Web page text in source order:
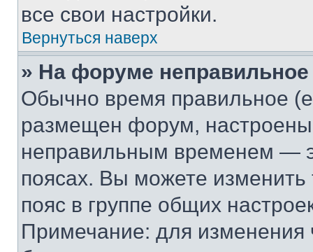
все свои настройки.
Вернуться наверх
» На форуме
Обычно время правильное
размещен форум, настроены
неправильным временем —
поясах. Вы можете изменить
пояс в группе общих
Примечание: для изменения